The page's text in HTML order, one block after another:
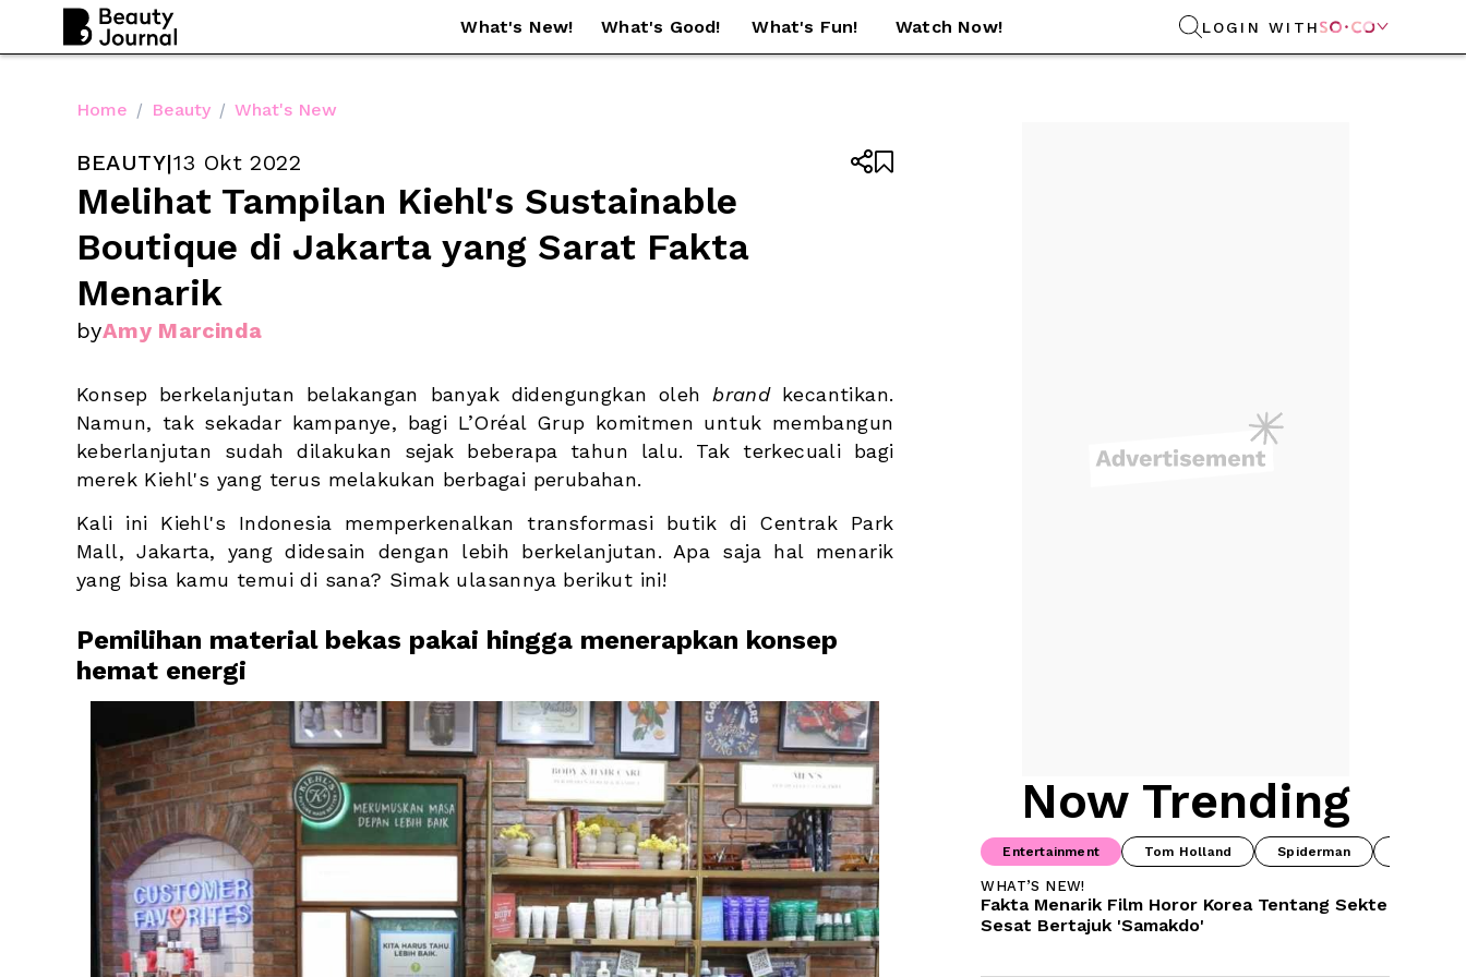
What's New! What's Good! What's Fun! Watch Now! LOGIN WITH 
Home / Beauty / What's New
BEAUTY|13 Okt 2022
Melihat Tampilan Kiehl's Sustainable
Boutique di Jakarta yang Sarat Fakta
Menarik
byAmy Marcinda


Konsep berkelanjutan belakangan banyak didengungkan oleh brand kecantikan.
Namun, tak sekadar kampanye, bagi L’Oréal Grup komitmen untuk membangun
keberlanjutan sudah dilakukan sejak beberapa tahun lalu. Tak terkecuali bagi
merek Kiehl's yang terus melakukan berbagai perubahan.
Kali ini Kiehl's Indonesia memperkenalkan transformasi butik di Centrak Park
Mall, Jakarta, yang didesain dengan lebih berkelanjutan. Apa saja hal menarik
yang bisa kamu temui di sana? Simak ulasannya berikut ini!
Pemilihan material bekas pakai hingga menerapkan konsep
hemat energi
Now Trending
Entertainment Tom Holland Spiderman
WHAT’S NEW!
Fakta Menarik Film Horor Korea Tentang Sekte
Sesat Bertajuk 'Samakdo'